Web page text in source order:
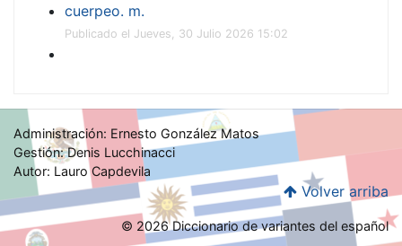
cuerpeo. m.
Publicado el Jueves, 30 Julio 2026 15:02
Administración: Ernesto González Matos
Gestión: Denis Lucchinacci
Autor: Lauro Capdevila
Volver arriba
© 2026 Diccionario de variantes del español